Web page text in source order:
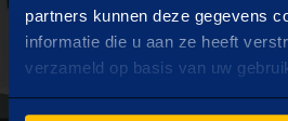
partners kunnen deze gegevens
informatie die u aan ze heeft
verzameld op basis van uw